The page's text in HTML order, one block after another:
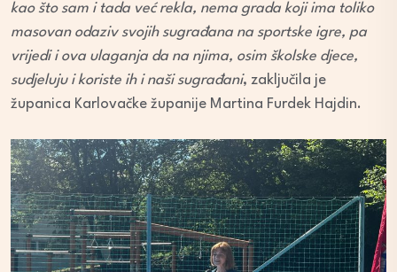
kao što sam i tada već rekla, nema grada koji ima toliko
masovan odaziv svojih sugrađana na sportske igre, pa
vrijedi i ova ulaganja da na njima, osim školske djece,
sudjeluju i koriste ih i naši sugrađani, zaključila je
županica Karlovačke županije Martina Furdek Hajdin.